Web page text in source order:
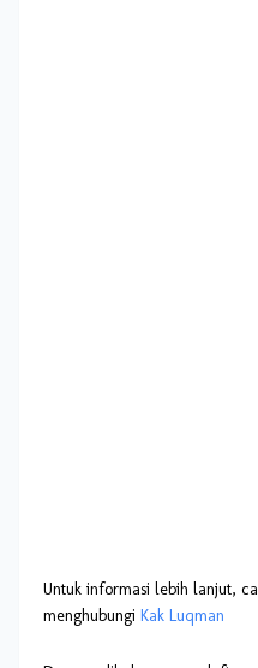
Untuk informasi lebih lanjut,
menghubungi Kak Luqman